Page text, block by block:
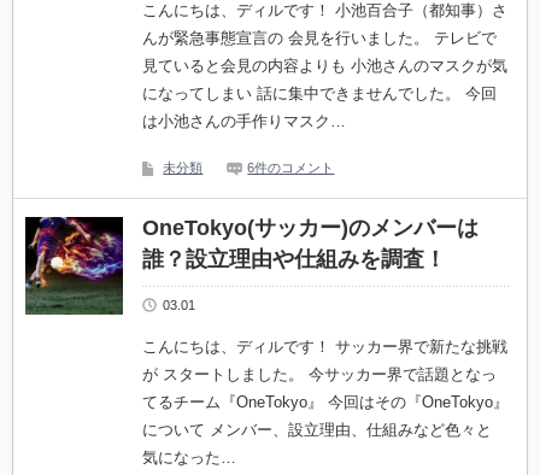
こんにちは、ディルです！ 小池百合子（都知事）さ
んが緊急事態宣言の 会見を行いました。 テレビで
見ていると会見の内容よりも 小池さんのマスクが気
になってしまい 話に集中できませんでした。 今回
は小池さんの手作りマスク…
未分類 6件のコメント
OneTokyo(サッカー)のメンバーは
誰？設立理由や仕組みを調査！
03.01
こんにちは、ディルです！ サッカー界で新たな挑戦
が スタートしました。 今サッカー界で話題となっ
てるチーム『OneTokyo』 今回はその『OneTokyo』
について メンバー、設立理由、仕組みなど色々と
気になった…